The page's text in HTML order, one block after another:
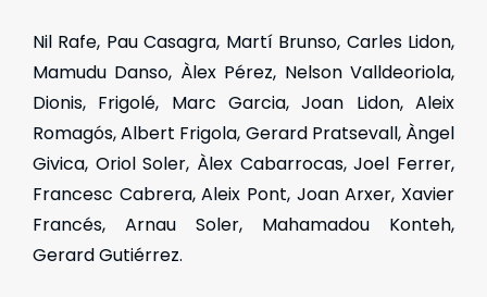
Nil Rafe, Pau Casagra, Martí Brunso, Carles Lidon,
Mamudu Danso, Àlex Pérez, Nelson Valldeoriola,
Dionis, Frigolé, Marc Garcia, Joan Lidon, Aleix
Romagós, Albert Frigola, Gerard Pratsevall, Àngel
Givica, Oriol Soler, Àlex Cabarrocas, Joel Ferrer,
Francesc Cabrera, Aleix Pont, Joan Arxer, Xavier
Francés, Arnau Soler, Mahamadou Konteh,
Gerard Gutiérrez.